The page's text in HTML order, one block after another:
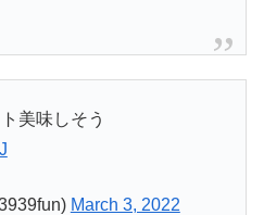
美味しそう
March 3, 2022